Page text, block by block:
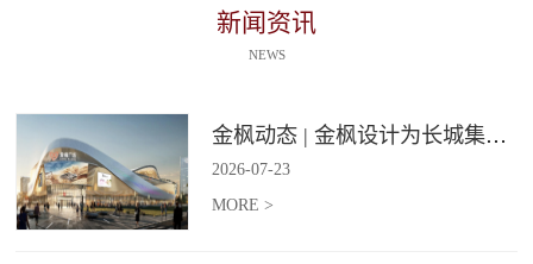
新闻资讯
NEWS
金枫动态 | 金枫设计为长城集团爱情广场打造汽车文化主题美食食集
2026-07-23
MORE >